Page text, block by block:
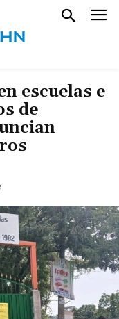
escuelas e
de